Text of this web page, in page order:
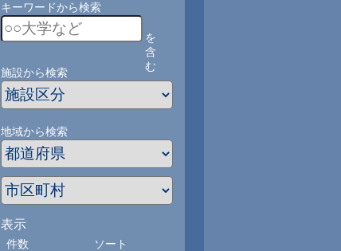
キーワードから検索
を
含
む
施設から検索
地域から検索
表示
件数 ソート